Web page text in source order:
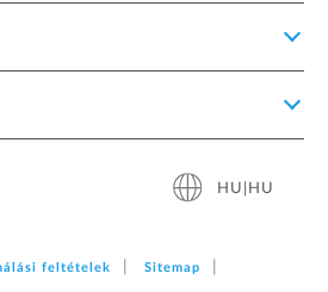
HU|HU
feltételek Sitemap